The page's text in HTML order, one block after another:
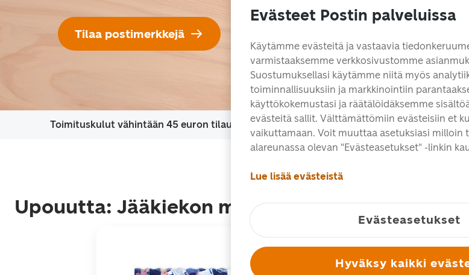
Tilaa postimerkkejä
Toimituskulut vähintään 45 euron tilauksiin 0 €, alle 45 euron tilauksiin 5 €.
Upouutta: Jääkiekon maailmanmestarit 2026!
Evästeet Postin palveluissa
Käytämme evästeitä ja vastaavia
varmistaaksemme verkkosivustomme
Suostumuksellasi käytämme niitä myös
toiminnallisuuksiin ja markkinointiin
käyttökokemustasi ja räätälöidäksemme
evästeitä sallit. Välttämättömiin evästeisiin et
vaikuttamaan. Voit muuttaa asetuksiasi milloin
alareunassa olevan "Evästeasetukset" -linkin
Lue lisää evästeistä
Evästeasetukset
Hyväksy kaikki